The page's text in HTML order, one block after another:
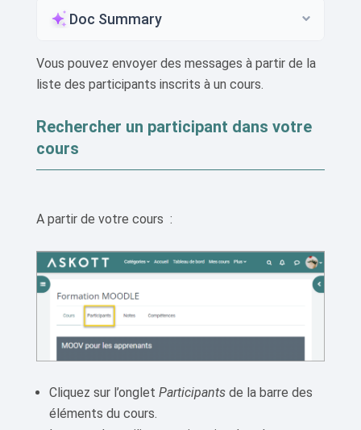
Doc Summary
Vous pouvez envoyer des messages à partir de la
liste des participants inscrits à un cours.
Rechercher un participant dans votre
cours
A partir de votre cours :
Cliquez sur l’onglet Participants de la barre des
éléments du cours.